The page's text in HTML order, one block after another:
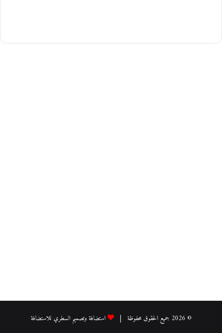
© 2026 جميع الحقوق محفوظة | استضافة وتصميم السطري للاستضافة